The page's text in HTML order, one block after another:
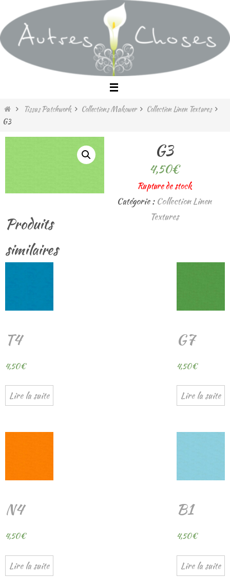
vers
le
contenu
HomeTissus Patchwork Collections Makower
Collection Linen Textures
G3
G3
4,50€
Rupture de stock
Catégorie : Collection Linen
Textures
Produits
similaires
T4
4,50€
Lire la suite
G7
4,50€
Lire la suite
N4
4,50€
Lire la suite
B1
4,50€
Lire la suite